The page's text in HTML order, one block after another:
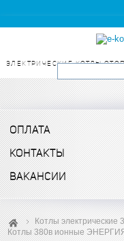
ЭЛЕКТРИЧЕСКИЕ КОТЛЫ
ОПЛАТА
КОНТАКТЫ
ВАКАНСИИ
Котлы электрические
Котлы 380в ионные